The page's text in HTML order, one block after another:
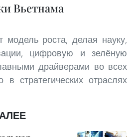
Вьетнама
модель роста, делая науку,
цифровую и зелёную
драйверами во всех
в стратегических отраслях